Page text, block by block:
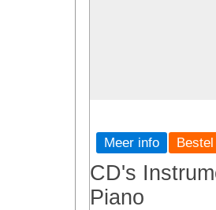
Meer info
CD's
Piano